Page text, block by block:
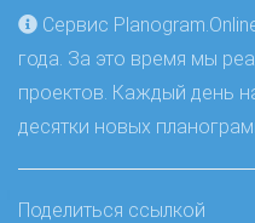
Сервис
года. За это время мы
проектов. Каждый день
десятки новых
Поделиться ссылкой